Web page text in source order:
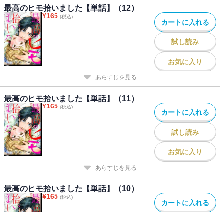
最高のヒモ拾いました【単話】（12）
¥165 (税込)
カートに入れる
試し読み
お気に入り
あらすじを見る
最高のヒモ拾いました【単話】（11）
¥165 (税込)
カートに入れる
試し読み
お気に入り
あらすじを見る
最高のヒモ拾いました【単話】（10）
¥165 (税込)
カートに入れる